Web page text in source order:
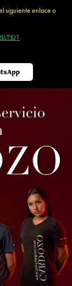
siguiente enlace o